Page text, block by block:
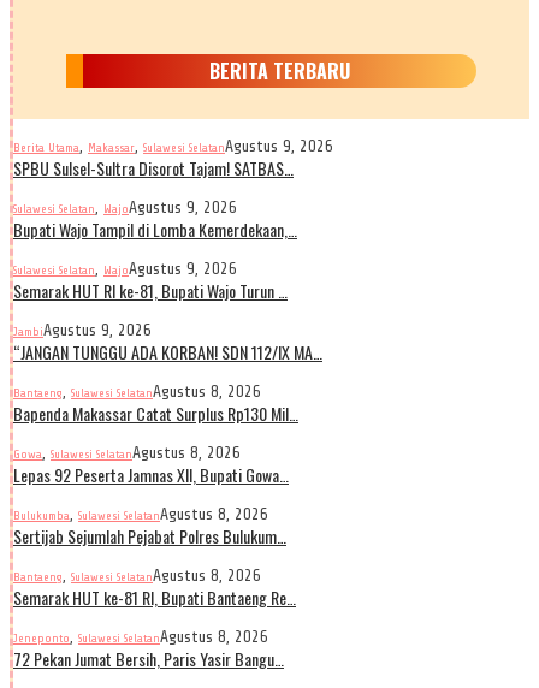
BERITA TERBARU
Berita Utama, Makassar, Sulawesi SelatanAgustus 9, 2026
SPBU Sulsel-Sultra Disorot Tajam! SATBAS…
Sulawesi Selatan, WajoAgustus 9, 2026
Bupati Wajo Tampil di Lomba Kemerdekaan,…
Sulawesi Selatan, WajoAgustus 9, 2026
Semarak HUT RI ke-81, Bupati Wajo Turun …
JambiAgustus 9, 2026
“JANGAN TUNGGU ADA KORBAN! SDN 112/IX MA…
Bantaeng, Sulawesi SelatanAgustus 8, 2026
Bapenda Makassar Catat Surplus Rp130 Mil…
Gowa, Sulawesi SelatanAgustus 8, 2026
Lepas 92 Peserta Jamnas XII, Bupati Gowa…
Bulukumba, Sulawesi SelatanAgustus 8, 2026
Sertijab Sejumlah Pejabat Polres Bulukum…
Bantaeng, Sulawesi SelatanAgustus 8, 2026
Semarak HUT ke-81 RI, Bupati Bantaeng Re…
Jeneponto, Sulawesi SelatanAgustus 8, 2026
72 Pekan Jumat Bersih, Paris Yasir Bangu…